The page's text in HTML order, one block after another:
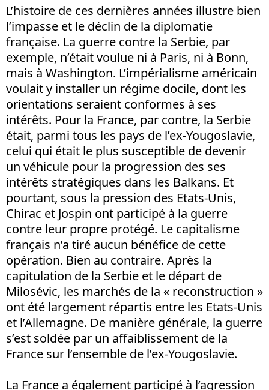
L’histoire de ces dernières années illustre bien
l’impasse et le déclin de la diplomatie
française. La guerre contre la Serbie, par
exemple, n’était voulue ni à Paris, ni à Bonn,
mais à Washington. L’impérialisme américain
voulait y installer un régime docile, dont les
orientations seraient conformes à ses
intérêts. Pour la France, par contre, la Serbie
était, parmi tous les pays de l’ex-Yougoslavie,
celui qui était le plus susceptible de devenir
un véhicule pour la progression des ses
intérêts stratégiques dans les Balkans. Et
pourtant, sous la pression des Etats-Unis,
Chirac et Jospin ont participé à la guerre
contre leur propre protégé. Le capitalisme
français n’a tiré aucun bénéfice de cette
opération. Bien au contraire. Après la
capitulation de la Serbie et le départ de
Milosévic, les marchés de la « reconstruction »
ont été largement répartis entre les Etats-Unis
et l’Allemagne. De manière générale, la guerre
s’est soldée par un affaiblissement de la
France sur l’ensemble de l’ex-Yougoslavie.
La France a également participé à l’agression